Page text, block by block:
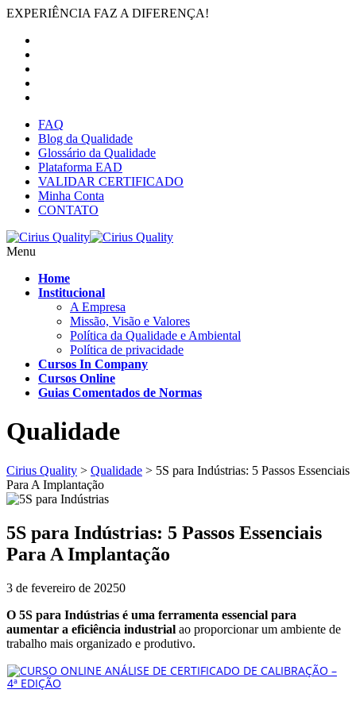
EXPERIÊNCIA FAZ A DIFERENÇA!
FAQ
Blog da Qualidade
Glossário da Qualidade
Plataforma EAD
VALIDAR CERTIFICADO
Minha Conta
CONTATO
Menu
Home
Institucional
A Empresa
Missão, Visão e Valores
Política da Qualidade e Ambiental
Política de privacidade
Cursos In Company
Cursos Online
Guias Comentados de Normas
Qualidade
Cirius Quality > Qualidade > 5S para Indústrias: 5 Passos Essenciais
Para A Implantação
5S para Indústrias: 5 Passos Essenciais
Para A Implantação
3 de fevereiro de 20250
O 5S para Indústrias é uma ferramenta essencial para
aumentar a eficiência industrial ao proporcionar um ambiente de
trabalho mais organizado e produtivo.